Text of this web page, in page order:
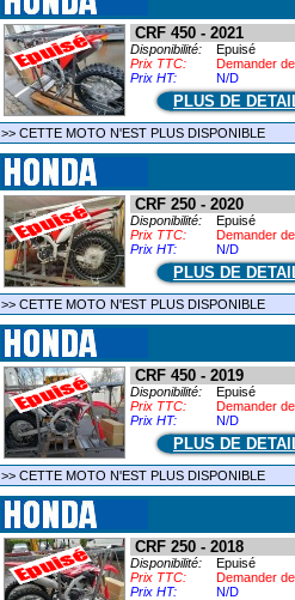
CRF 450 - 2021
Disponibilité:
Epuisé
Prix TTC:
Demander
Prix HT:
N/D
PLUS DE
>> CETTE MOTO N'EST PLUS DISPONIBLE
CRF 250 - 2020
Disponibilité:
Epuisé
Prix TTC:
Demander
Prix HT:
N/D
PLUS DE
>> CETTE MOTO N'EST PLUS DISPONIBLE
CRF 450 - 2019
Disponibilité:
Epuisé
Prix TTC:
Demander
Prix HT:
N/D
PLUS DE
>> CETTE MOTO N'EST PLUS DISPONIBLE
CRF 250 - 2018
Disponibilité:
Epuisé
Prix TTC:
Demander
Prix HT:
N/D